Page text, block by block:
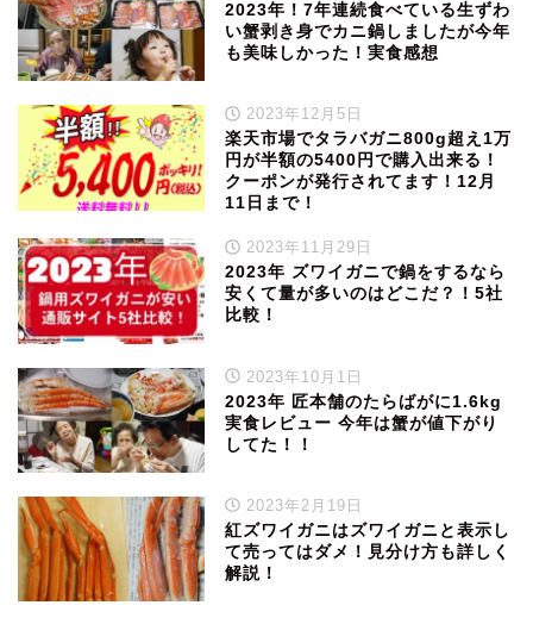
2023年！7年連続食べている生ずわ
い蟹剥き身でカニ鍋しましたが今年
も美味しかった！実食感想
2023年12月5日
楽天市場でタラバガニ800g超え1万
円が半額の5400円で購入出来る！
クーポンが発行されてます！12月
11日まで！
2023年11月29日
2023年 ズワイガニで鍋をするなら
安くて量が多いのはどこだ？！5社
比較！
2023年10月1日
2023年 匠本舗のたらばがに1.6kg
実食レビュー 今年は蟹が値下がり
してた！！
2023年2月19日
紅ズワイガニはズワイガニと表示し
て売ってはダメ！見分け方も詳しく
解説！